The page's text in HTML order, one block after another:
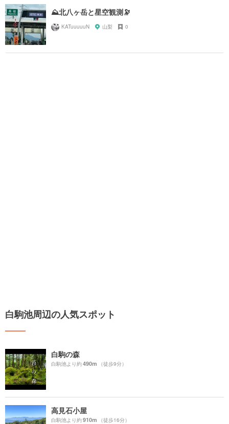
⛰️北八ヶ岳と星空観測🔭
KATuuuuuN 山梨 0
白駒池周辺の人気スポット
白駒の森
白駒池より約490m （徒歩9分）
高見石小屋
白駒池より約910m （徒歩16分）